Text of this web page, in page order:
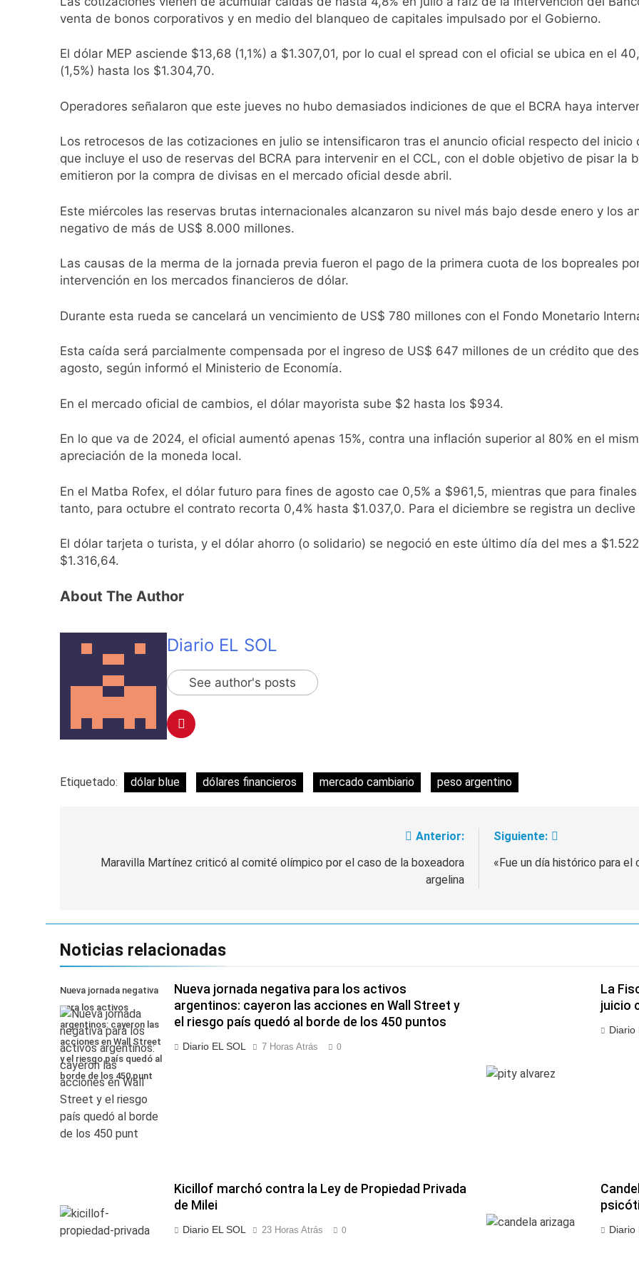
22 Horas Atrás
Kicillof marchó contra la Ley de Propiedad Privada de Milei
Renunció el subsecretario de Seguridad de Quilmes, Hernán Ocampo, tras la
1 Día Atrás
Masiva movilización al Congreso contra el proyecto oficial de Ley de Propiedad
La Diócesis de Quilmes celebra la fiesta de San Cayetano
1 Día Atrás
1 Día Atrás
La Municipalidad de Quilmes limpió sumideros y desagües en medio de las
venta de bonos corporativos y en medio del blanqueo de capitales impulsado por el Gobierno.
El dólar MEP asciende $13,68 (1,1%) a $1.307,01, por lo cual el spread con el oficial se ubica en el
(1,5%) hasta los $1.304,70.
Operadores señalaron que este jueves no hubo demasiados indiciones de que el BCRA haya
Los retrocesos de las cotizaciones en julio se intensificaron tras el anuncio oficial respecto del
que incluye el uso de reservas del BCRA para intervenir en el CCL, con el doble objetivo de pisar la
emitieron por la compra de divisas en el mercado oficial desde abril.
Este miércoles las reservas brutas internacionales alcanzaron su nivel más bajo desde enero y los
negativo de más de US$ 8.000 millones.
Las causas de la merma de la jornada previa fueron el pago de la primera cuota de los bopreales
intervención en los mercados financieros de dólar.
Durante esta rueda se cancelará un vencimiento de US$ 780 millones con el Fondo Monetario
Esta caída será parcialmente compensada por el ingreso de US$ 647 millones de un crédito que
agosto, según informó el Ministerio de Economía.
En el mercado oficial de cambios, el dólar mayorista sube $2 hasta los $934.
En lo que va de 2024, el oficial aumentó apenas 15%, contra una inflación superior al 80% en el
apreciación de la moneda local.
En el Matba Rofex, el dólar futuro para fines de agosto cae 0,5% a $961,5, mientras que para
tanto, para octubre el contrato recorta 0,4% hasta $1.037,0. Para el diciembre se registra un declive
El dólar tarjeta o turista, y el dólar ahorro (o solidario) se negoció en este último día del mes a
$1.316,64.
About The Author
Diario EL SOL
See author's posts
Etiquetado: dólar blue dólares financieros mercado cambiario peso argentino
Anterior:
Maravilla Martínez criticó al comité olímpico por el caso de la boxeadora
argelina
Siguiente:
«Fue un día histórico para el
Noticias relacionadas
Nueva jornada negativa
para los activos
argentinos: cayeron las
acciones en Wall Street
y el riesgo país quedó al
borde de los 450 punt
Nueva jornada negativa para los activos
argentinos: cayeron las acciones en Wall Street y
el riesgo país quedó al borde de los 450 puntos
Diario EL SOL 7 Horas Atrás 0
La
juicio
Diario
Kicillof marchó contra la Ley de Propiedad Privada
de Milei
Diario EL SOL 23 Horas Atrás 0 Diario